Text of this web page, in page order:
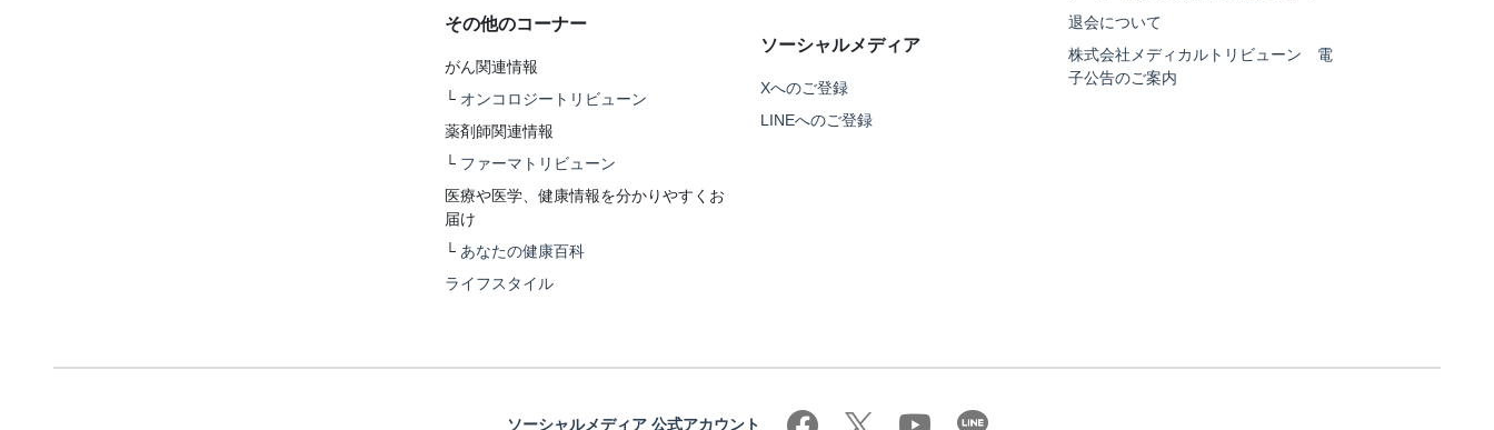
その他のコーナー
がん関連情報
└ オンコロジートリビューン
薬剤師関連情報
└ ファーマトリビューン
医療や医学、健康情報を分かりやすくお
届け
└ あなたの健康百科
ライフスタイル
ソーシャルメディア
Xへのご登録
LINEへのご登録
退会について
株式会社メディカルトリビューン 電
子公告のご案内
ソーシャルメディア 公式アカウント